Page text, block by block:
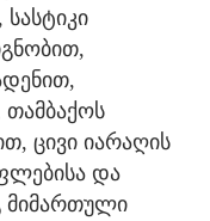
ცივი იარაღის
და
მიმართული